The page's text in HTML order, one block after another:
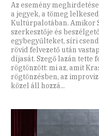
Az esemény
a jegyek, a tömeg
Kultúrpalotában. Amikor
szerkesztője és
egybegyűlteket, síri
rövid felvezető után
díjasát. Szegő lazán tette
rögtönzött: mi az, amit
rögtönzésben, az
közel áll hozzá...